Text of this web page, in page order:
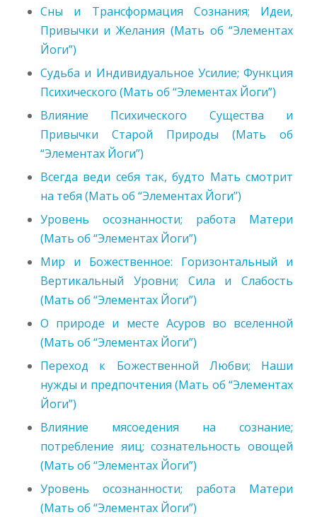
Сны и Трансформация Сознания; Идеи,
Привычки и Желания (Мать об “Элементах
Йоги”)
Судьба и Индивидуальное Усилие; Функция
Психического (Мать об “Элементах Йоги”)
Влияние Психического Существа и
Привычки Старой Природы (Мать об
“Элементах Йоги”)
Всегда веди себя так, будто Мать смотрит
на тебя (Мать об “Элементах Йоги”)
Уровень осознанности; работа Матери
(Мать об “Элементах Йоги”)
Мир и Божественное: Горизонтальный и
Вертикальный Уровни; Сила и Слабость
(Мать об “Элементах Йоги”)
О природе и месте Асуров во вселенной
(Мать об “Элементах Йоги”)
Переход к Божественной Любви; Наши
нужды и предпочтения (Мать об “Элементах
Йоги”)
Влияние мясоедения на сознание;
потребление яиц; сознательность овощей
(Мать об “Элементах Йоги”)
Уровень осознанности; работа Матери
(Мать об “Элементах Йоги”)